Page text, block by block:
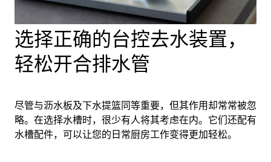
选择正确的台控去水装置，
轻松开合排水管
尽管与沥水板及下水提篮同等重要，但其作用却常常被忽
略。在选择水槽时，很少有人将其考虑在内。它们还配有
水槽配件，可以让您的日常厨房工作变得更加轻松。